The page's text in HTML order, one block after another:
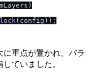
)
(config));
重点が置かれ、パラ
ていました。